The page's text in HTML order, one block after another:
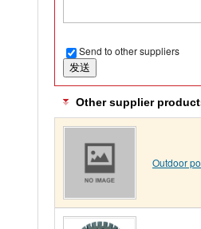
Send to other suppliers
Other supplier
Outdoor